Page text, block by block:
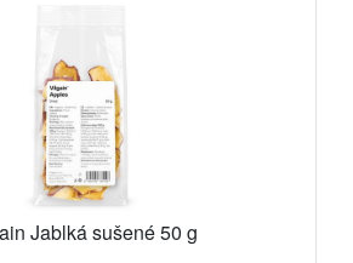
Jablká sušené 50 g